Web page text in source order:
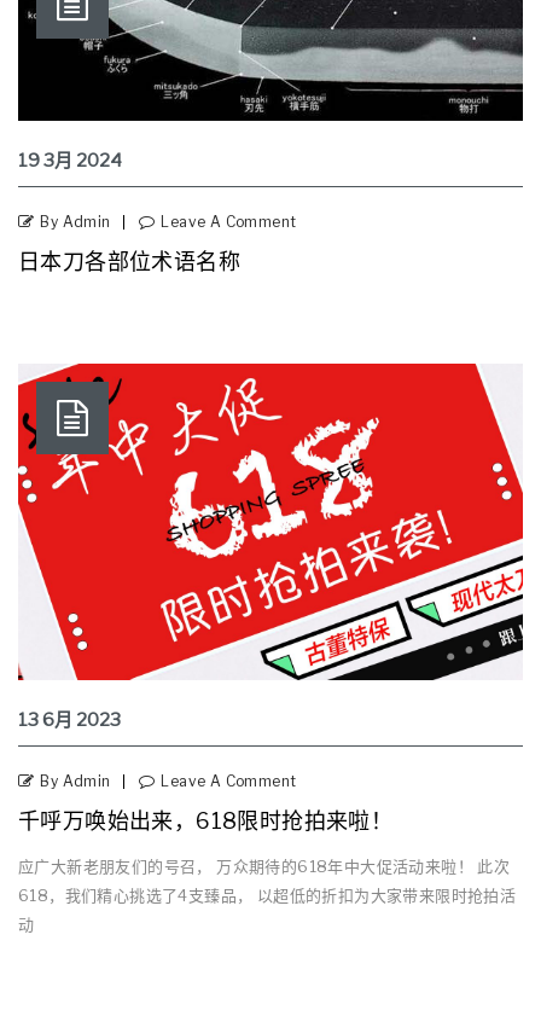
193月 2024
By Admin Leave A Comment
日本刀各部位术语名称
136月 2023
By Admin Leave A Comment
千呼万唤始出来，618限时抢拍来啦！
应广大新老朋友们的号召， 万众期待的618年中大促活动来啦！ 此次
618，我们精心挑选了4支臻品， 以超低的折扣为大家带来限时抢拍活
动